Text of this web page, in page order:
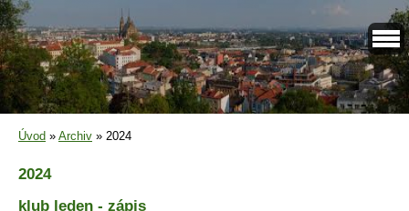
Úvod » Archiv » 2024
2024
klub leden - zápis